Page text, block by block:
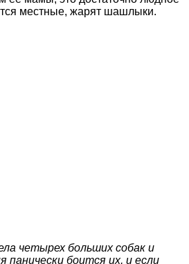
местные, жарят шашлыки.
четырех больших собак и
панически боится их, и если